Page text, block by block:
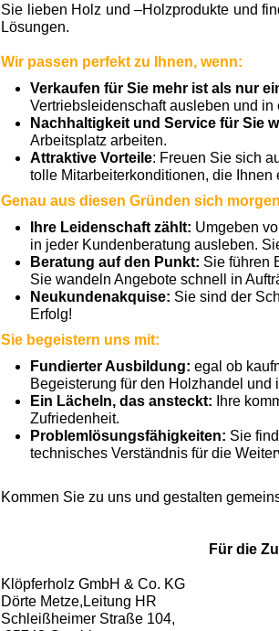
Sie lieben Holz und –Holzprodukte und
Lösungen.
Wir passen perfekt zu Ihnen, wenn:
Verkaufen für Sie mehr ist als nur
Vertriebsleidenschaft ausleben und
Nachhaltigkeit und Service für Sie
Arbeitsplatz arbeiten.
Attraktive Vorteile: Freuen Sie sich
tolle Mitarbeiterkonditionen, die
Genau aus diesen Gründen sich
Ihre Leidenschaft zählt: Umgeben
in jeder Kundenberatung ausleben.
Beratung auf den Punkt: Sie führen
Sie wandeln Angebote schnell in
Neukundenakquise: Sie sind der
Erfolg!
Sie begeistern uns mit:
Fundierter Ausbildung: egal ob
Begeisterung für den Holzhandel
Ein Lächeln, das ansteckt: Ihre
Zufriedenheit.
Problemlösungsfähigkeiten: Sie
technisches Verständnis für die
Kommen Sie zu uns und gestalten
Für die
Klöpferholz GmbH & Co. KG
Dörte Metze,Leitung HR
Schleißheimer Straße 104,